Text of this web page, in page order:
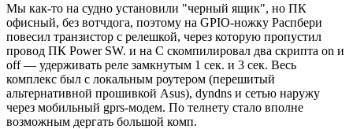
Мы как-то на судно установили "черный ящик", но ПК
офисный, без вотчдога, поэтому на GPIO-ножку Распбери
повесил транзистор с релешкой, через которую пропустил
провод ПК Power SW. и на С скомпилировал два скрипта on и
off — удерживать реле замкнутым 1 сек. и 3 сек. Весь
комплекс был с локальным роутером (перешитый
альтернативной прошивкой Asus), dyndns и сетью наружу
через мобильный gprs-модем. По телнету стало вполне
возможным дергать большой комп.